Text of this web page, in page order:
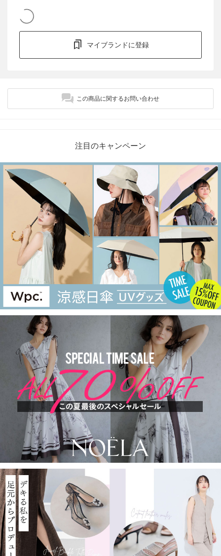
マイブランドに登録
この商品に関するお問い合わせ
注目のキャンペーン